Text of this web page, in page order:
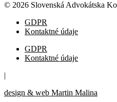
© 2026 Slovenská Advokátska
GDPR
Kontaktné údaje
GDPR
Kontaktné údaje
|
design & web Martin Malina